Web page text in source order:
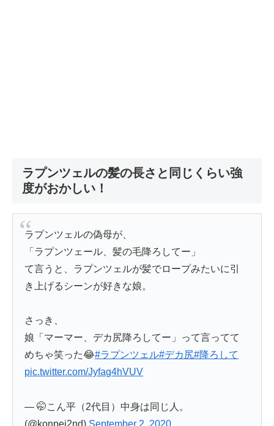
ラプンツェルの髪の長さと同じくらい強
度がおかしい！
ラプンツェルの偽母が、
「ラプンツェール、髪の毛降ろしてー」
て言うと、ラプンツェルが髪でロープみたいに引
き上げるシーンが好きな娘。
さっき、
娘「マーマー、デカ尻降ろしてー」って言ってて
めちゃ笑った😂#ラプンツェル#デカ尻#降ろして
pic.twitter.com/Jyfag4hVUV
— 🤭こん平（2代目）中身は同じ人。